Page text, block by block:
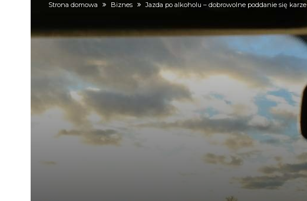
Strona domowa Biznes Jazda po alkoholu – dobrowolne poddanie się karze